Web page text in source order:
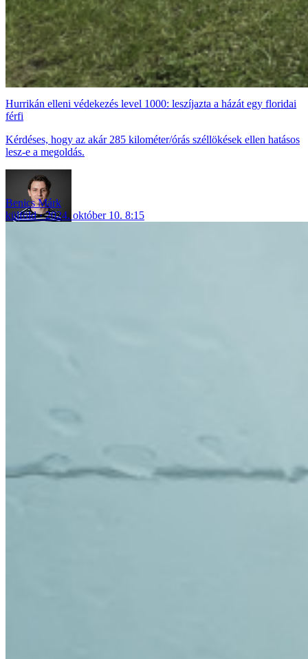
Hurrikán elleni védekezés level 1000: leszíjazta a házát egy floridai
férfi
Kérdéses, hogy az akár 285 kilométer/órás széllökések ellen hatásos
lesz-e a megoldás.
Benics Márk
külföld
2024. október 10. 8:15